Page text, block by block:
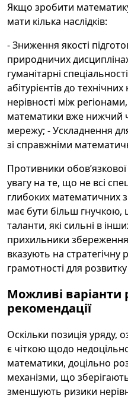
Якщо зробити
мати кілька наслідків:
- Зниження якості
природничих
гуманітарні
абітурієнтів до
нерівності між
математики вже нижчий
мережу; - Ускладнення
зі справжніми
Противники
увагу на те, що не всі
глибоких математичних
має бути більш гнучкою,
таланти, які сильні в
прихильники
вказують на
грамотності для
Можливі варіанти
рекомендації
Оскільки позиція уряду,
є чіткою щодо
математики, доцільно
механізми, що
зменшують ризики